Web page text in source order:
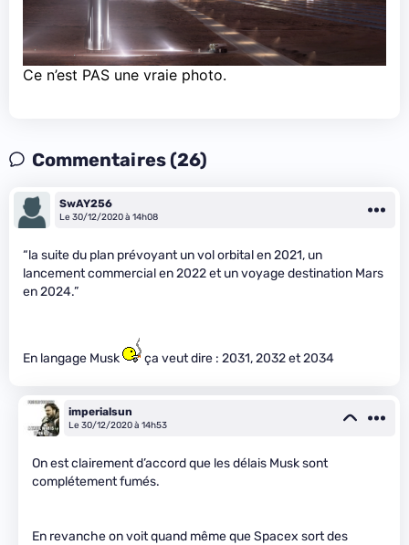
Ce n’est PAS une vraie photo.
Commentaires (26)
SwAY256
Le 30/12/2020 à 14h08
“la suite du plan prévoyant un vol orbital en 2021, un
lancement commercial en 2022 et un voyage destination Mars
en 2024.”
En langage Musk ça veut dire : 2031, 2032 et 2034
imperialsun
Le 30/12/2020 à 14h53
On est clairement d’accord que les délais Musk sont
complétement fumés.
En revanche on voit quand même que Spacex sort des